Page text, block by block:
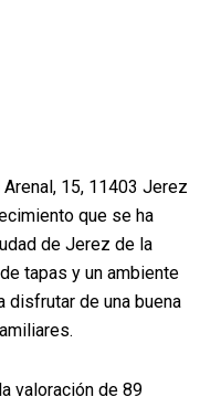
15, 11403 Jerez
que se ha
de Jerez de la
tapas y un ambiente
disfrutar de una buena
valoración de 89